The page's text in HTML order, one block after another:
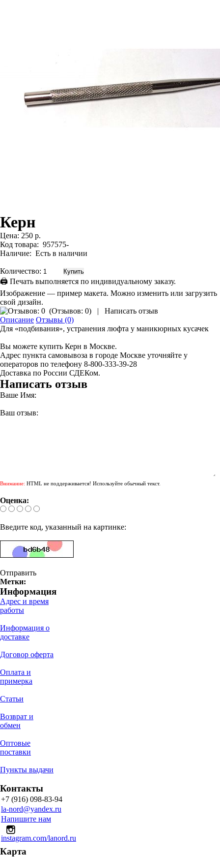
Керн
Цена: 250 р.
Код товара: 957575-
Наличие: Есть в наличии
Количество:
🖨 Печать выполняется по индивидуальному заказу.
Изображение — пример макета. Можно изменить или загрузить
свой дизайн.
(Отзывов: 0) |
Написать отзыв
Описание Отзывы (0)
Для «подбивания», устранения люфта у маникюрных кусачек
Вы можете купить Керн в Москве.
Адрес пункта самовывоза в городе Москве уточняйте у
операторов по телефону 8-800-333-39-28
Доставка по России СДЕКом.
Написать отзыв
Ваше Имя:
Ваш отзыв:
Внимание: HTML не поддерживается! Используйте обычный текст.
Оценка:
Введите код, указанный на картинке:
Отправить
Метки:
Информация
Адрес и время
работы
Информация о
доставке
Договор оферта
Оплата и
примерка
Статьи
Возврат и
обмен
Оптовые
поставки
Пункты выдачи
Контакты
+7 (916) 098-83-94
la-nord@yandex.ru
Напишите нам
instagram.com/lanord.ru
Карта